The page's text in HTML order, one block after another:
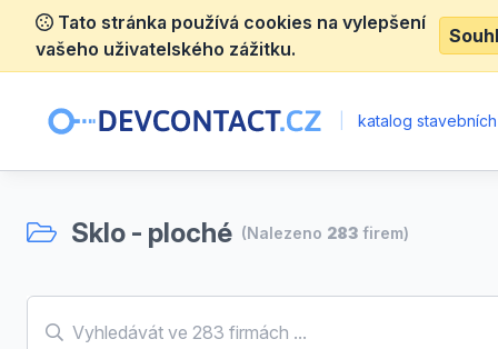
Tato stránka používá cookies na vylepšení
vašeho uživatelského zážitku.
katalog
Sklo - ploché (Nalezeno 283 firem)